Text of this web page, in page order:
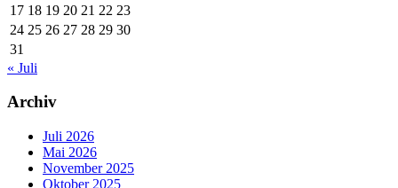
17 18 19 20 21 22 23
24 25 26 27 28 29 30
31
« Juli
Archiv
Juli 2026
Mai 2026
November 2025
Oktober 2025